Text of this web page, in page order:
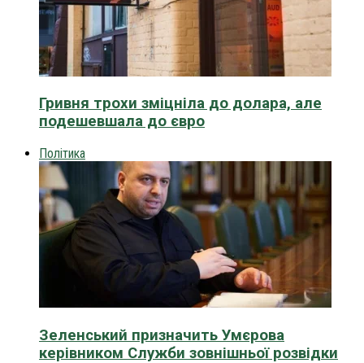
Гривня трохи зміцніла до долара, але
подешевшала до євро
Політика
Зеленський призначить Умєрова
керівником Служби зовнішньої розвідки